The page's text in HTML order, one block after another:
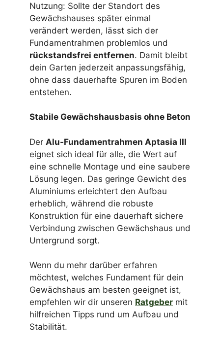
Nutzung: Sollte der Standort des
Gewächshauses später einmal
verändert werden, lässt sich der
Fundamentrahmen problemlos und
rückstandsfrei entfernen. Damit bleibt
dein Garten jederzeit anpassungsfähig,
ohne dass dauerhafte Spuren im Boden
entstehen.
Stabile Gewächshausbasis ohne Beton
Der Alu-Fundamentrahmen Aptasia III
eignet sich ideal für alle, die Wert auf
eine schnelle Montage und eine saubere
Lösung legen. Das geringe Gewicht des
Aluminiums erleichtert den Aufbau
erheblich, während die robuste
Konstruktion für eine dauerhaft sichere
Verbindung zwischen Gewächshaus und
Untergrund sorgt.
Wenn du mehr darüber erfahren
möchtest, welches Fundament für dein
Gewächshaus am besten geeignet ist,
empfehlen wir dir unseren Ratgeber mit
hilfreichen Tipps rund um Aufbau und
Stabilität.